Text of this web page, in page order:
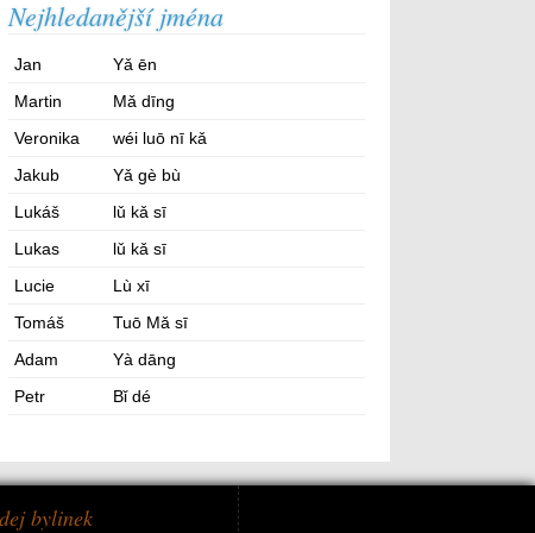
Nejhledanější jména
Jan
Yǎ ēn
Martin
Mǎ dīng
Veronika
wéi luō nī kǎ
Jakub
Yǎ gè bù
Lukáš
lǔ kǎ sī
Lukas
lǔ kǎ sī
Lucie
Lù xī
Tomáš
Tuō Mǎ sī
Adam
Yà dāng
Petr
Bǐ dé
bylinek